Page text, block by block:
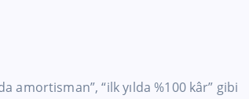
amortisman”, “ilk yılda %100 kâr” gibi